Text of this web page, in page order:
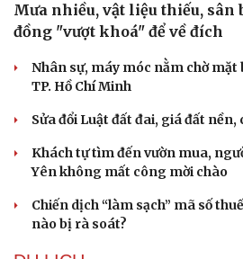
Mưa nhiều, vật liệu thiếu, sân
đồng "vượt khoá" để về đích
Nhân sự, máy móc nằm chờ mặt
TP. Hồ Chí Minh
Sửa đổi Luật đất đai, giá đất nền,
Khách tự tìm đến vườn mua,
Yên không mất công mời chào
Chiến dịch “làm sạch” mã số
nào bị rà soát?